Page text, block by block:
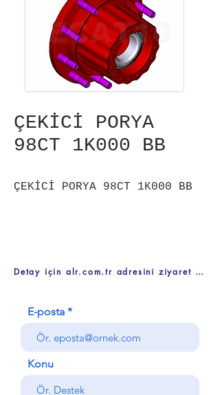
ÇEKİCİ PORYA
98CT 1K000 BB
ÇEKİCİ PORYA 98CT 1K000 BB
Detay için alr.com.tr adresini ziyaret ediniz
E-posta
Konu